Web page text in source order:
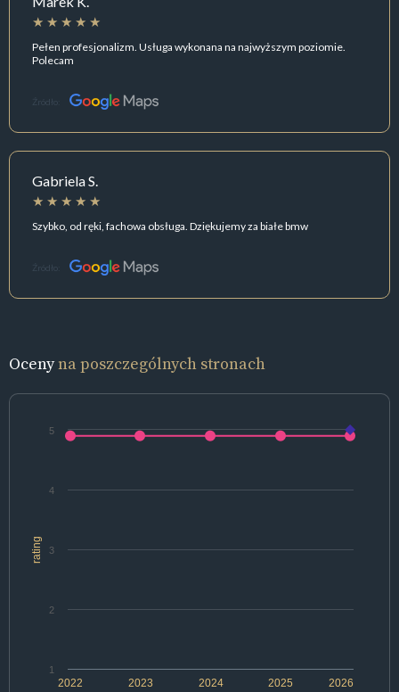
Pełen profesjonalizm. Usługa wykonana na najwyższym poziomie.
Polecam
Źródło:
Gabriela S.
Szybko, od ręki, fachowa obsługa. Dziękujemy za białe bmw
Źródło:
Ocenyna poszczególnych stronach
rating
2022 2024 2026
2023 2025
1
2
3
4
5